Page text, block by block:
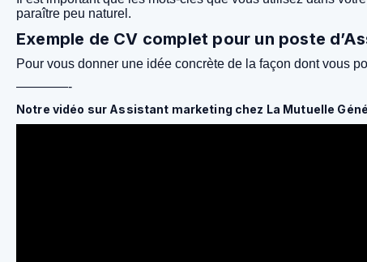
paraître peu naturel.
Exemple de CV complet pour un poste
Pour vous donner une idée concrète de la façon dont vous
————-
Notre vidéo sur Assistant marketing chez La Mutuelle